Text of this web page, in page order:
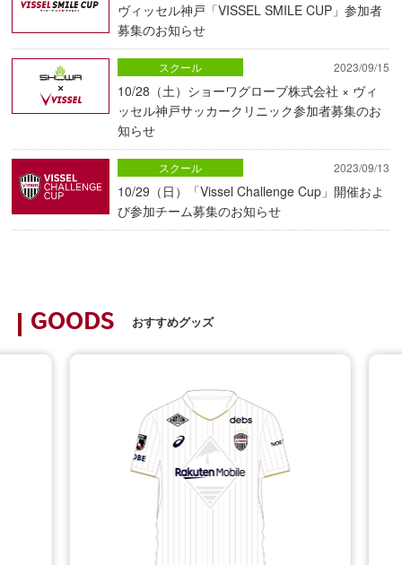
ヴィッセル神戸「VISSEL SMILE CUP」参加者
募集のお知らせ
2023/09/15
10/28（土）ショーワグローブ株式会社 × ヴィ
ッセル神戸サッカークリニック参加者募集のお
知らせ
スクール
2023/09/13
10/29（日）「Vissel Challenge Cup」開催およ
び参加チーム募集のお知らせ
スクール
GOODS おすすめグッズ